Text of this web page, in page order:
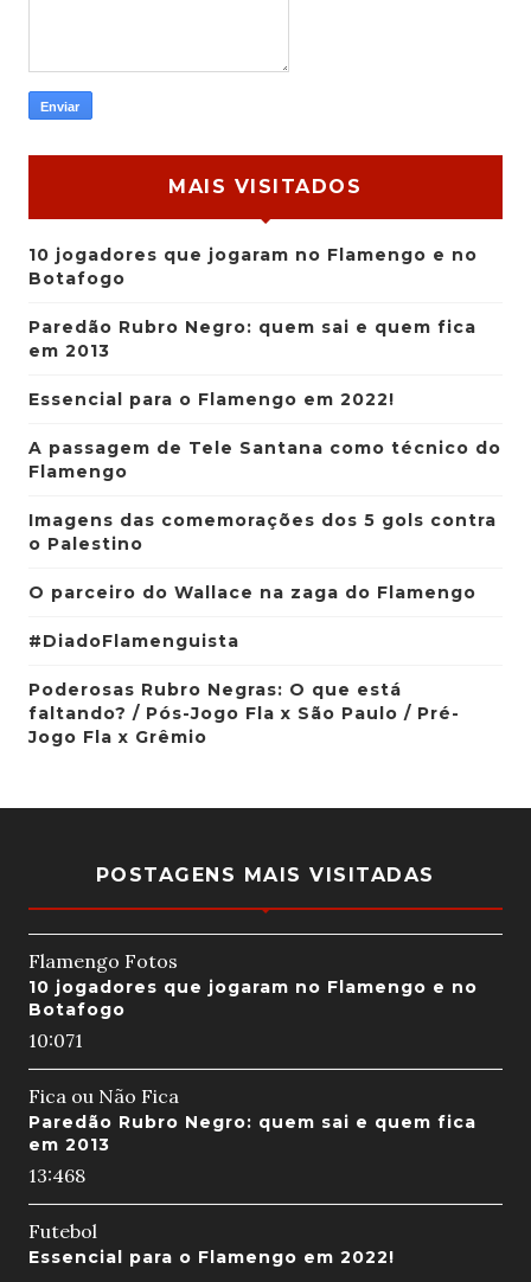
MAIS VISITADOS
10 jogadores que jogaram no Flamengo e no
Botafogo
Paredão Rubro Negro: quem sai e quem fica
em 2013
Essencial para o Flamengo em 2022!
A passagem de Tele Santana como técnico do
Flamengo
Imagens das comemorações dos 5 gols contra
o Palestino
O parceiro do Wallace na zaga do Flamengo
#DiadoFlamenguista
Poderosas Rubro Negras: O que está
faltando? / Pós-Jogo Fla x São Paulo / Pré-
Jogo Fla x Grêmio
POSTAGENS MAIS VISITADAS
Flamengo Fotos
10 jogadores que jogaram no Flamengo e no
Botafogo
10:071
Fica ou Não Fica
Paredão Rubro Negro: quem sai e quem fica
em 2013
13:468
Futebol
Essencial para o Flamengo em 2022!